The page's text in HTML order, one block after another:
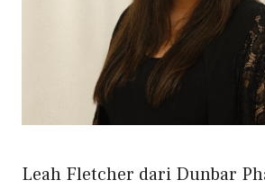
Leah Fletcher dari Dunbar